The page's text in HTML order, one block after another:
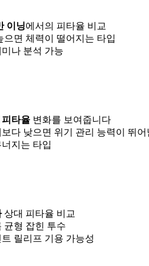
이닝에서의 피타율 비교
으면 체력이 떨어지는 타입
나 분석 가능
타율 변화를 보여줍니다
다 낮으면 위기 관리 능력이 뛰어
지는 타입
상대 피타율 비교
균형 잡힌 투수
릴리프 기용 가능성